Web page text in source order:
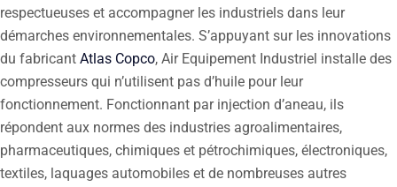
respectueuses et accompagner les industriels dans leur
démarches environnementales. S’appuyant sur les innovations
du fabricant Atlas Copco, Air Equipement Industriel installe des
compresseurs qui n’utilisent pas d’huile pour leur
fonctionnement. Fonctionnant par injection d’aneau, ils
répondent aux normes des industries agroalimentaires,
pharmaceutiques, chimiques et pétrochimiques, électroniques,
textiles, laquages automobiles et de nombreuses autres